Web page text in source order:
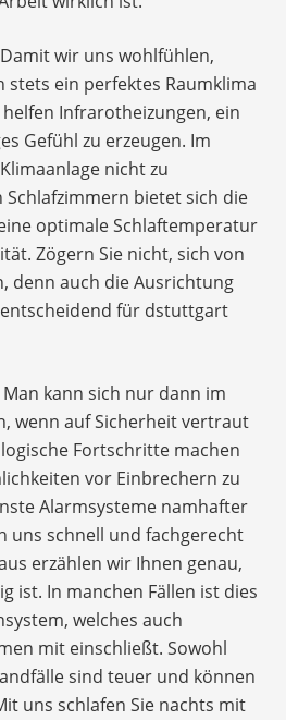
Damit wir uns wohlfühlen,
ein perfektes Raumklima
Infrarotheizungen, ein
Gefühl zu erzeugen. Im
nicht zu
Schlafzimmern bietet sich die
optimale Schlaftemperatur
Zögern Sie nicht, sich von
denn auch die Ausrichtung
für dstuttgart
Man kann sich nur dann im
wenn auf Sicherheit vertraut
Fortschritte machen
vor Einbrechern zu
Alarmsysteme namhafter
uns schnell und fachgerecht
erzählen wir Ihnen genau,
ist. In manchen Fällen ist dies
welches auch
mit einschließt. Sowohl
sind teuer und können
uns schlafen Sie nachts mit